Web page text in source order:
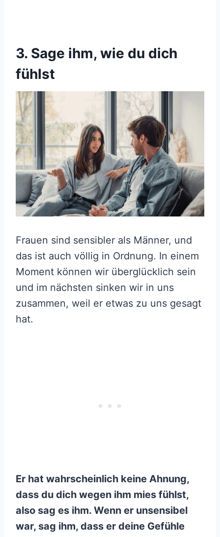
3. Sage ihm, wie du dich
fühlst
Frauen sind sensibler als Männer, und
das ist auch völlig in Ordnung. In einem
Moment können wir überglücklich sein
und im nächsten sinken wir in uns
zusammen, weil er etwas zu uns gesagt
hat.
Er hat wahrscheinlich keine Ahnung,
dass du dich wegen ihm mies fühlst,
also sag es ihm. Wenn er unsensibel
war, sag ihm, dass er deine Gefühle